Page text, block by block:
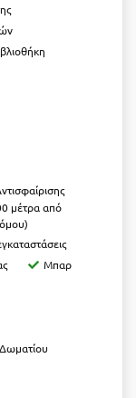
μέτρα από
Μπαρ